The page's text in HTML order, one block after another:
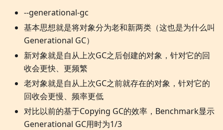
--generational-gc
基本思想就是将对象分为老和新两类（这也是为什么叫
Generational GC）
新对象就是自从上次GC之后创建的对象，针对它的回
收会更快、更频繁
老对象就是自从上次GC之前就存在的对象，针对它的
回收会更慢、频率更低
对比以前的基于Copying GC的效率，Benchmark显示
Generational GC用时为1/3